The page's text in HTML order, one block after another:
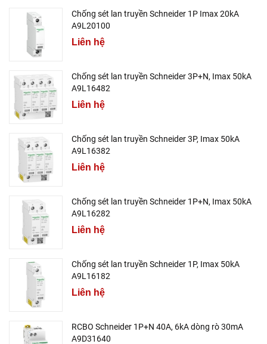
Chống sét lan truyền Schneider 1P Imax 20kA
A9L20100
Liên hệ
Chống sét lan truyền Schneider 3P+N, Imax 50kA
A9L16482
Liên hệ
Chống sét lan truyền Schneider 3P, Imax 50kA
A9L16382
Liên hệ
Chống sét lan truyền Schneider 1P+N, Imax 50kA
A9L16282
Liên hệ
Chống sét lan truyền Schneider 1P, Imax 50kA
A9L16182
Liên hệ
RCBO Schneider 1P+N 40A, 6kA dòng rò 30mA
A9D31640